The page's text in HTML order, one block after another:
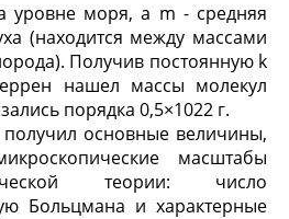
уровне моря, а m - средняя
(находится между массами
Получив постоянную k
нашел массы молекул
порядка 0,5×1022 г.
основные величины,
масштабы
теории: число
Больцмана и характерные